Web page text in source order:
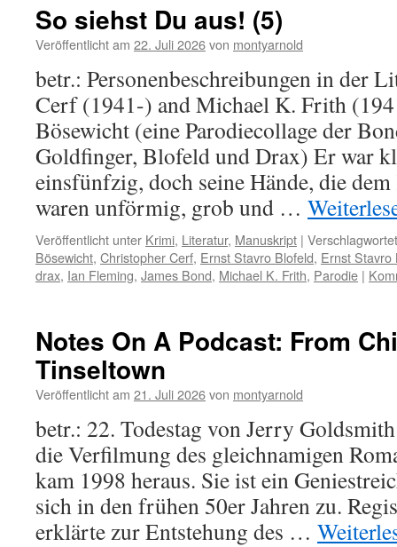
So siehst Du aus! (5)
Veröffentlicht am 22. Juli 2026von montyarnold
betr.: Personenbeschreibungen in der
Cerf (1941-) and Michael K. Frith
Bösewicht (eine Parodiecollage der
Goldfinger, Blofeld und Drax) Er war
einsfünfzig, doch seine Hände, die
waren unförmig, grob und …
Veröffentlicht unter Krimi, Literatur, Manuskript |
Bösewicht, Christopher Cerf, Ernst Stavro Blofeld, Ernst Stavro
drax, Ian Fleming, James Bond, Michael K. Frith, Parodie |
Notes On A Podcast: From
Tinseltown
Veröffentlicht am 21. Juli 2026von montyarnold
betr.: 22. Todestag von Jerry
die Verfilmung des gleichnamigen
kam 1998 heraus. Sie ist ein
sich in den frühen 50er Jahren zu.
erklärte zur Entstehung des …